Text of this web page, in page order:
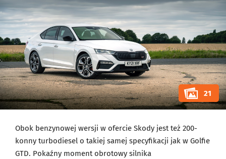
21
Obok benzynowej wersji w ofercie Skody jest też 200-
konny turbodiesel o takiej samej specyfikacji jak w Golfie
GTD. Pokaźny moment obrotowy silnika